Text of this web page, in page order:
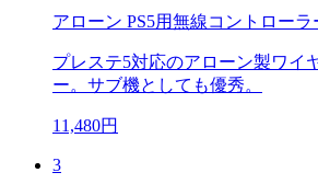
アローン PS5用無線コントローラ
プレステ5対応のアローン製ワイ
ー。サブ機としても優秀。
11,480円
3